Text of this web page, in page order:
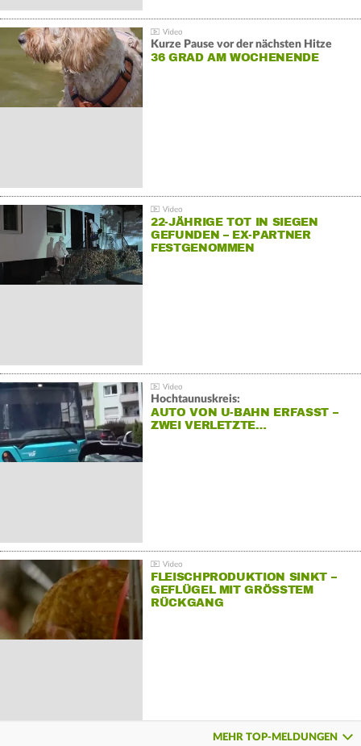
Kurze Pause vor der nächsten Hitze
36 GRAD AM WOCHENENDE
22-JÄHRIGE TOT IN SIEGEN
GEFUNDEN – EX-PARTNER
FESTGENOMMEN
Hochtaunuskreis:
AUTO VON U-BAHN ERFASST –
ZWEI VERLETZTE…
FLEISCHPRODUKTION SINKT –
GEFLÜGEL MIT GRÖSSTEM R
ÜCKGANG
MEHR TOP-MELDUNGEN